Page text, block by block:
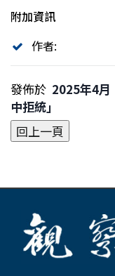
附加資訊
作者:
發佈於 2025年4
中拒統」